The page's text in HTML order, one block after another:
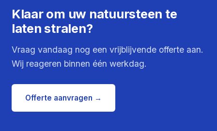
Klaar om uw natuursteen te
laten stralen?
Vraag vandaag nog een vrijblijvende offerte aan.
Wij reageren binnen één werkdag.
Offerte aanvragen →